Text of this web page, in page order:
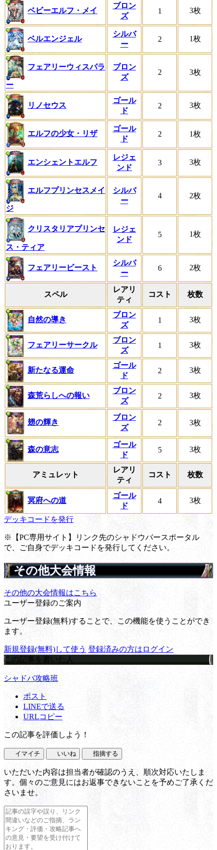
ベビーエルフ・メイ
ブロン
ズ
1 3枚
ベルエンジェル
シルバ
ー
2 1枚
フェアリーウィスパラ
ー
ブロン
ズ
2 3枚
リノセウス
ゴール
ド
2 3枚
エルフの少女・リザ
ゴール
ド
2 1枚
エンシェントエルフ
レジェ
ンド
3 3枚
エルフプリンセスメイ
ジ
シルバ
ー
4 2枚
クリスタリアプリンセ
ス・ティア
レジェ
ンド
5 1枚
フェアリービースト
シルバ
ー
6 2枚
スペル
レアリ
ティ
コスト 枚数
自然の導き
ブロン
ズ
1 3枚
フェアリーサークル
ブロン
ズ
1 3枚
新たなる運命
ゴール
ド
2 3枚
森荒らしへの報い
ブロン
ズ
2 3枚
翅の輝き
ブロン
ズ
2 3枚
森の意志
ゴール
ド
5 3枚
アミュレット
レアリ
ティ
コスト 枚数
冥府への道
ゴール
ド
4 3枚
デッキコードを発行
※【PC専用サイト】リンク先のシャドウバースポータル
で、ご自身でデッキコードを発行してください。
その他大会情報
その他の大会情報はこちら
ユーザー登録のご案内
ユーザー登録(無料)することで、この機能を使うことができ
ます。
新規登録(無料)して使う 登録済みの方はログイン
この記事を書いた人
シャドバ攻略班
ポスト
LINEで送る
URLコピー
この記事を評価しよう！
イマイチ いいね 指摘する
いただいた内容は担当者が確認のうえ、順次対応いたしま
す。個々のご意見にはお返事できないことを予めご了承くだ
さいませ。